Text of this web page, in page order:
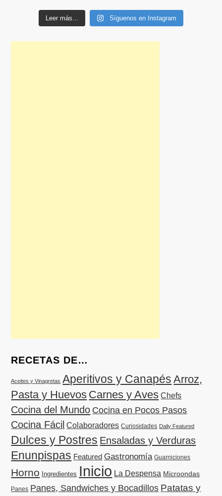
Leer más... Síguenos en Instagram
RECETAS DE…
Aceites y Vinagretas Aperitivos y Canapés Arroz,
Pasta y Huevos Carnes y Aves Chefs
Cocina del Mundo Cocina en Pocos Pasos
Cocina Fácil Colaboradores Curiosidades Daily Featured
Dulces y Postres Ensaladas y Verduras
Enunpispas Featured Gastronomía Guarniciones
Horno Ingredientes Inicio La Despensa Microondas
Panes Panes, Sandwiches y Bocadillos Patatas y